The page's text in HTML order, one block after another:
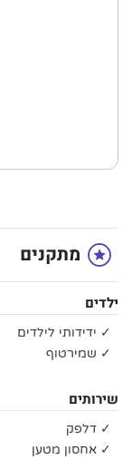
מתקנים
ילדים
✓ ידידותי לילדים
✓ שמירטוף
שירותים
✓ דלפק
✓ אחסון מטען